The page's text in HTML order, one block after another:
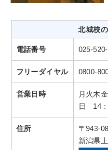
北城校
電話番号 025-
フリーダイヤル 0800-
営業日時
月火木
日 14：
住所
〒943-
新潟県